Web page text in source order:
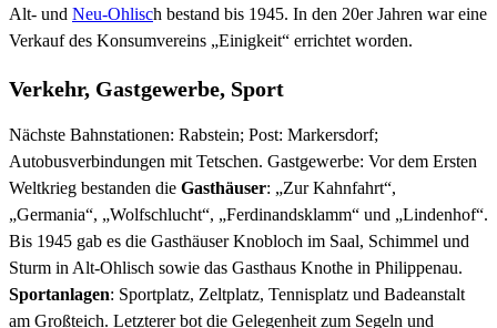
Alt- und Neu-Ohlisch bestand bis 1945. In den 20er Jahren war eine
Verkauf des Konsumvereins „Einigkeit“ errichtet worden.
Verkehr, Gastgewerbe, Sport
Nächste Bahnstationen: Rabstein; Post: Markersdorf;
Autobusverbindungen mit Tetschen. Gastgewerbe: Vor dem Ersten
Weltkrieg bestanden die Gasthäuser: „Zur Kahnfahrt“,
„Germania“, „Wolfschlucht“, „Ferdinandsklamm“ und „Lindenhof“.
Bis 1945 gab es die Gasthäuser Knobloch im Saal, Schimmel und
Sturm in Alt-Ohlisch sowie das Gasthaus Knothe in Philippenau.
Sportanlagen: Sportplatz, Zeltplatz, Tennisplatz und Badeanstalt
am Großteich. Letzterer bot die Gelegenheit zum Segeln und